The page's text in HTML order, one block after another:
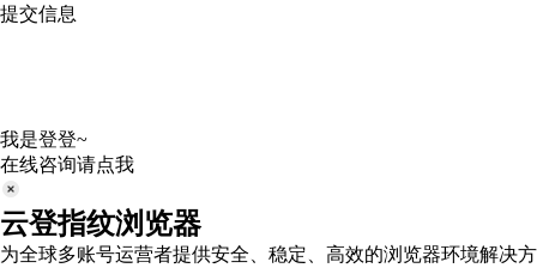
提交信息
我是登登~
在线咨询请点我
云登指纹浏览器
为全球多账号运营者提供安全、稳定、高效的浏览器环境解决方